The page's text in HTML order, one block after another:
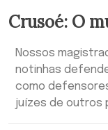
Crusoé: O
Nossos
notinhas
como
juízes de outros